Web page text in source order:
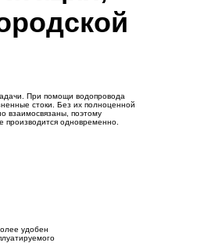
При помощи водопровода
стоки. Без их полноценной
взаимосвязаны, поэтому
производится одновременно.
удобен